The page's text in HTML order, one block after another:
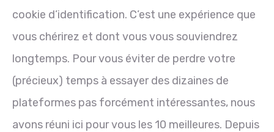
cookie d’identification. C’est une expérience que
vous chérirez et dont vous vous souviendrez
longtemps. Pour vous éviter de perdre votre
(précieux) temps à essayer des dizaines de
plateformes pas forcément intéressantes, nous
avons réuni ici pour vous les 10 meilleures. Depuis